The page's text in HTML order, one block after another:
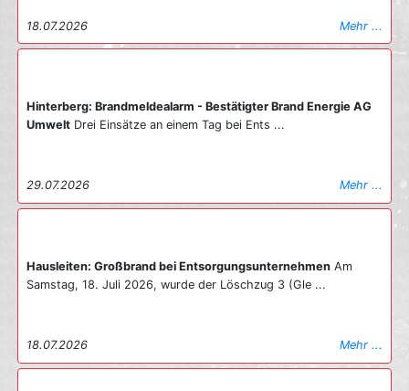
18.07.2026 Mehr ...
Hinterberg: Brandmeldealarm - Bestätigter Brand Energie AG
Umwelt Drei Einsätze an einem Tag bei Ents ...
29.07.2026 Mehr ...
Hausleiten: Großbrand bei Entsorgungsunternehmen Am
Samstag, 18. Juli 2026, wurde der Löschzug 3 (Gle ...
18.07.2026 Mehr ...